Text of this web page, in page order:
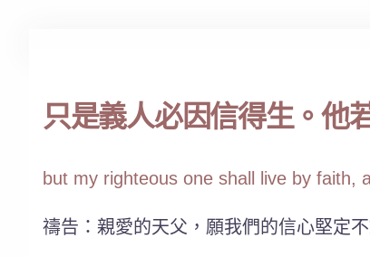
只是義人必因信得生。他
but my righteous one shall live by faith,
禱告：親愛的天父，願我們的信心堅定